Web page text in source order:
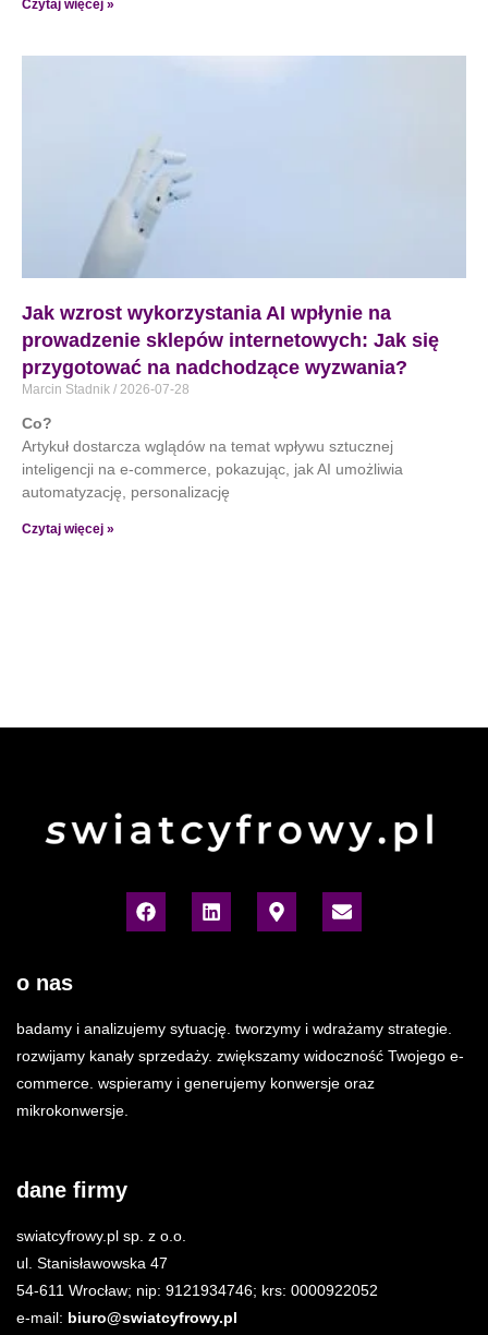
Czytaj więcej »
Jak wzrost wykorzystania AI wpłynie na
prowadzenie sklepów internetowych: Jak się
przygotować na nadchodzące wyzwania?
Marcin Stadnik 2026-07-28
Co?
Artykuł dostarcza wglądów na temat wpływu sztucznej
inteligencji na e-commerce, pokazując, jak AI umożliwia
automatyzację, personalizację
Czytaj więcej »
o nas
badamy i analizujemy sytuację. tworzymy i wdrażamy strategie.
rozwijamy kanały sprzedaży. zwiększamy widoczność Twojego e-
commerce. wspieramy i generujemy konwersje oraz
mikrokonwersje.
dane firmy
swiatcyfrowy.pl sp. z o.o.
ul. Stanisławowska 47
54-611 Wrocław; nip: 9121934746; krs: 0000922052
e-mail: biuro@swiatcyfrowy.pl